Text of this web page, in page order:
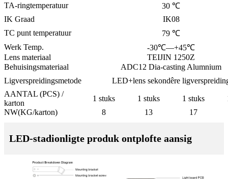
TA-ringtemperatuur
30 ℃
IK Graad
IK08
TC punt temperatuur
79 ℃
Werk Temp.
-30℃—+45℃
Lens materiaal
TEIJIN 1250Z
Behuisingsmateriaal
ADC12 Dia-casting Alumnium
Ligverspreidingsmetode
LED+lens sekondêre
AANTAL (PCS) /
karton
1 stuks 1 stuks 1 stuks
NW(KG/karton)
8 13 17
LED-stadionligte produk ontplofte aansig